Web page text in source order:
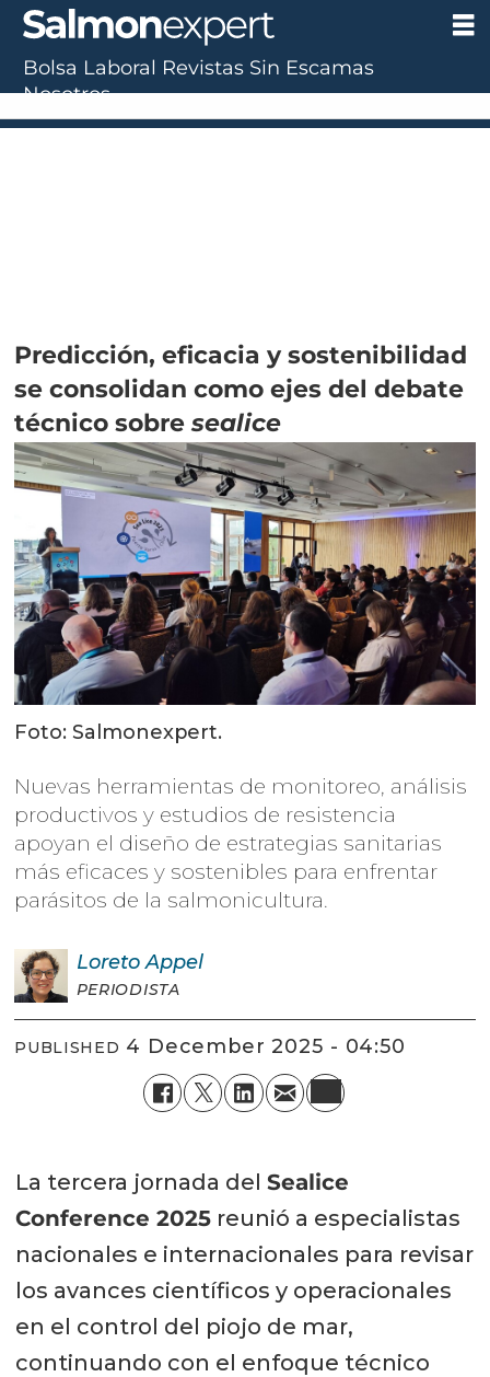
Predicción, eficacia y sostenibilidad
se consolidan como ejes del debate
técnico sobresealice
Foto: Salmonexpert.
Nuevas herramientas de monitoreo, análisis
productivos y estudios de resistencia
apoyan el diseño de estrategias sanitarias
más eficaces y sostenibles para enfrentar
parásitos de la salmonicultura.
Loreto Appel
PERIODISTA
PUBLISHED 4 December 2025 - 04:50
La tercera jornada del Sealice
Conference 2025reunió a especialistas
nacionales e internacionales para revisar
los avances científicos y operacionales
en el control del piojo de mar,
continuando con el enfoque técnico
Bolsa Laboral Revistas Sin Escamas
Nosotros